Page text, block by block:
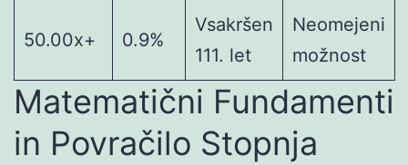
50.00x+ 0.9%
Vsakršen
111. let
Neomejeni
možnost
Matematični Fundamenti
in Povračilo Stopnja